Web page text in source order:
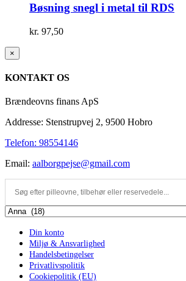
Bøsning snegl i metal til RDS
kr. 97,50
Close
product
view
×
KONTAKT OS
Brændeovns finans ApS
Addresse: Stenstrupvej 2, 9500 Hobro
Telefon: 98554146
Email: aalborgpejse@gmail.com
Din konto
Miljø & Ansvarlighed
Handelsbetingelser
Privatlivspolitik
Cookiepolitik (EU)